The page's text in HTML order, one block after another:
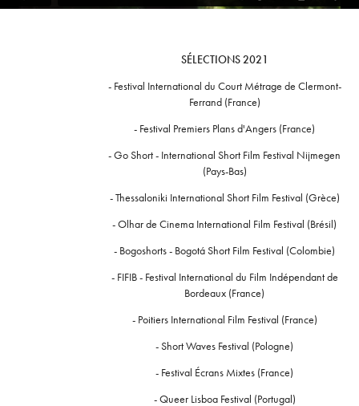
SÉLECTIONS 2021
- Festival International du Court Métrage de Clermont-
Ferrand (France)
- Festival Premiers Plans d'Angers (France)
-Go Short - International Short Film Festival Nijmegen
(Pays-Bas)
-Thessaloniki International Short Film Festival (Grèce)
- Olhar de Cinema International Film Festival (Brésil)
- Bogoshorts - Bogotá Short Film Festival (Colombie)
- FIFIB - Festival International du Film Indépendant de
Bordeaux (France)
- Poitiers International Film Festival (France)
- Short Waves Festival (Pologne)
- Festival Écrans Mixtes (France)
-Queer Lisboa Festival (Portugal)